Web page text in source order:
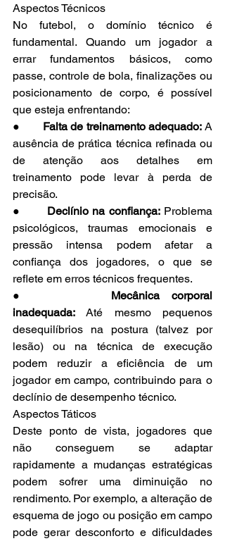
Aspectos Técnicos
No futebol, o domínio técnico é
fundamental. Quando um jogador a
errar fundamentos básicos, como
passe, controle de bola, finalizações ou
posicionamento de corpo, é possível
que esteja enfrentando:
● Falta de treinamento adequado: A
ausência de prática técnica refinada ou
de atenção aos detalhes em
treinamento pode levar à perda de
precisão.
● Declínio na confiança: Problema
psicológicos, traumas emocionais e
pressão intensa podem afetar a
confiança dos jogadores, o que se
reflete em erros técnicos frequentes.
● Mecânica corporal
inadequada: Até mesmo pequenos
desequilíbrios na postura (talvez por
lesão) ou na técnica de execução
podem reduzir a eficiência de um
jogador em campo, contribuindo para o
declínio de desempenho técnico.
Aspectos Táticos
Deste ponto de vista, jogadores que
não conseguem se adaptar
rapidamente a mudanças estratégicas
podem sofrer uma diminuição no
rendimento. Por exemplo, a alteração de
esquema de jogo ou posição em campo
pode gerar desconforto e dificuldades